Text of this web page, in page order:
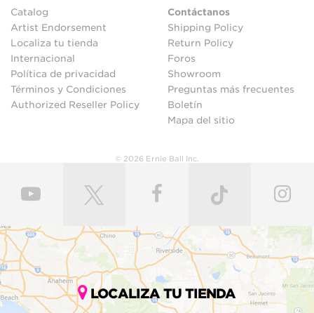
Catalog
Artist Endorsement
Localiza tu tienda
Internacional
Política de privacidad
Términos y Condiciones
Authorized Reseller Policy
Contáctanos
Shipping Policy
Return Policy
Foros
Showroom
Preguntas más frecuentes
Boletín
Mapa del sitio
© 2026 Ernie Ball Inc.
LOCALIZA TU TIENDA